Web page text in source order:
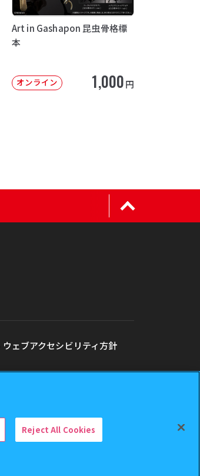
Art in Gashapon 昆虫骨格標
本
オンライン 1,000円
ウェブアクセシビリティ方針
Reject All Cookies